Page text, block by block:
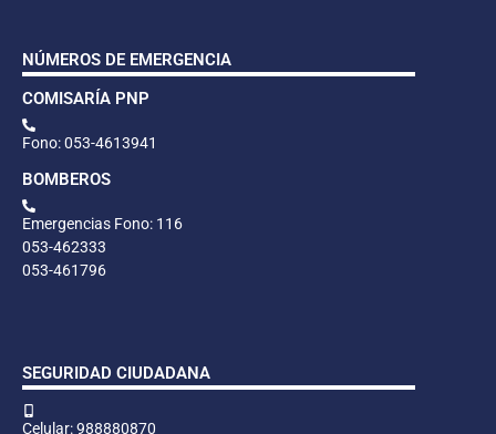
NÚMEROS DE EMERGENCIA
COMISARÍA PNP
Fono: 053-4613941
BOMBEROS
Emergencias Fono: 116
053-462333
053-461796
SEGURIDAD CIUDADANA
Celular: 988880870